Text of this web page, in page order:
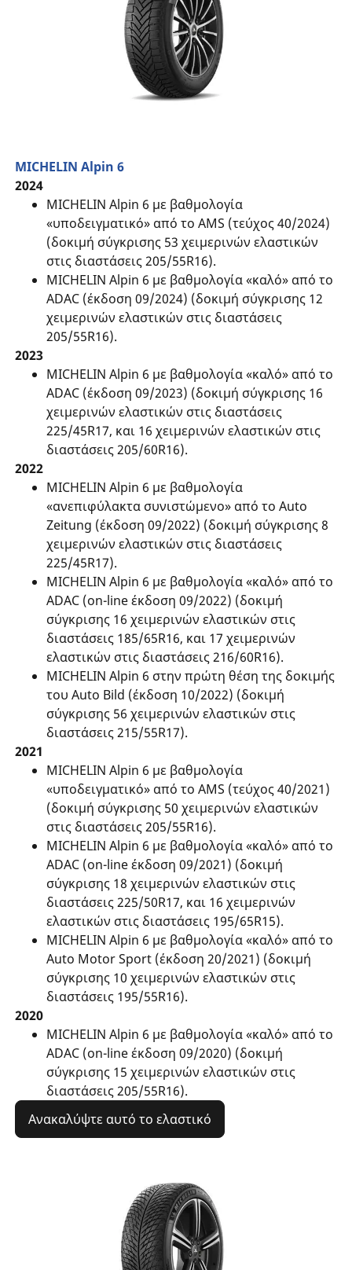
MICHELIN Alpin 6
2024
MICHELIN Alpin 6 με βαθμολογία
«υποδειγματικό» από το AMS (τεύχος 40/2024)
(δοκιμή σύγκρισης 53 χειμερινών ελαστικών
στις διαστάσεις 205/55R16).
MICHELIN Alpin 6 με βαθμολογία «καλό» από το
ADAC (έκδοση 09/2024) (δοκιμή σύγκρισης 12
χειμερινών ελαστικών στις διαστάσεις
205/55R16).
2023
MICHELIN Alpin 6 με βαθμολογία «καλό» από το
ADAC (έκδοση 09/2023) (δοκιμή σύγκρισης 16
χειμερινών ελαστικών στις διαστάσεις
225/45R17, και 16 χειμερινών ελαστικών στις
διαστάσεις 205/60R16).
2022
MICHELIN Alpin 6 με βαθμολογία
«ανεπιφύλακτα συνιστώμενο» από το Auto
Zeitung (έκδοση 09/2022) (δοκιμή σύγκρισης 8
χειμερινών ελαστικών στις διαστάσεις
225/45R17).
MICHELIN Alpin 6 με βαθμολογία «καλό» από το
ADAC (on-line έκδοση 09/2022) (δοκιμή
σύγκρισης 16 χειμερινών ελαστικών στις
διαστάσεις 185/65R16, και 17 χειμερινών
ελαστικών στις διαστάσεις 216/60R16).
MICHELIN Alpin 6 στην πρώτη θέση της δοκιμής
του Auto Bild (έκδοση 10/2022) (δοκιμή
σύγκρισης 56 χειμερινών ελαστικών στις
διαστάσεις 215/55R17).
2021
MICHELIN Alpin 6 με βαθμολογία
«υποδειγματικό» από το AMS (τεύχος 40/2021)
(δοκιμή σύγκρισης 50 χειμερινών ελαστικών
στις διαστάσεις 205/55R16).
MICHELIN Alpin 6 με βαθμολογία «καλό» από το
ADAC (on-line έκδοση 09/2021) (δοκιμή
σύγκρισης 18 χειμερινών ελαστικών στις
διαστάσεις 225/50R17, και 16 χειμερινών
ελαστικών στις διαστάσεις 195/65R15).
MICHELIN Alpin 6 με βαθμολογία «καλό» από το
Auto Motor Sport (έκδοση 20/2021) (δοκιμή
σύγκρισης 10 χειμερινών ελαστικών στις
διαστάσεις 195/55R16).
2020
MICHELIN Alpin 6 με βαθμολογία «καλό» από το
ADAC (on-line έκδοση 09/2020) (δοκιμή
σύγκρισης 15 χειμερινών ελαστικών στις
διαστάσεις 205/55R16).
Ανακαλύψτε αυτό το ελαστικό